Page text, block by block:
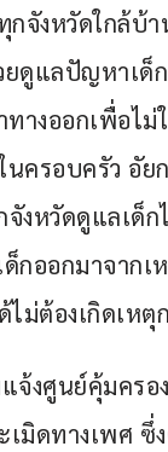
จังหวัดใกล้บ้
ยดูแลปัญหาเ
งออกเพื่อไม่
ครอบครัว อัย
หวัดดูแลเด็ก
กออกมาจาก
ม่ต้องเกิดเห
งศูนย์คุ้มครอ
เมิดทางเพศ